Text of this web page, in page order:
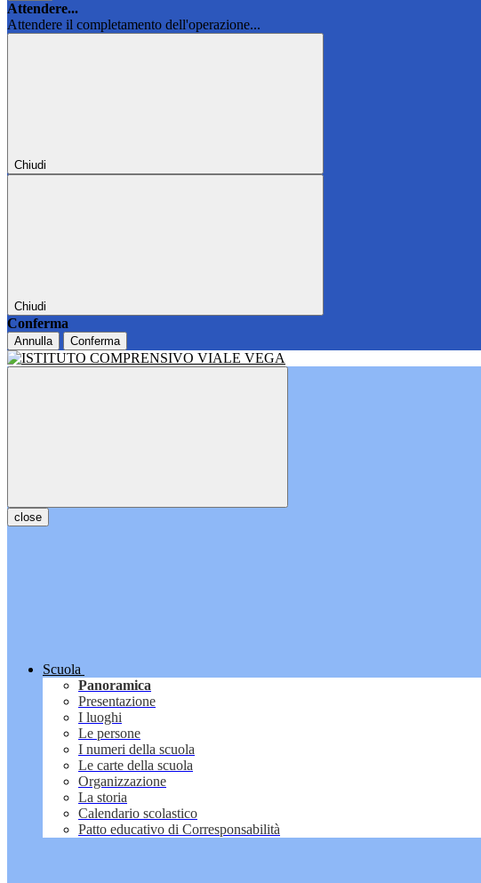
Attendere...
Attendere il completamento dell'operazione...
Chiudi
Chiudi
Conferma
Annulla Conferma
close
Scuola
Panoramica
Presentazione
I luoghi
Le persone
I numeri della scuola
Le carte della scuola
Organizzazione
La storia
Calendario scolastico
Patto educativo di Corresponsabilità